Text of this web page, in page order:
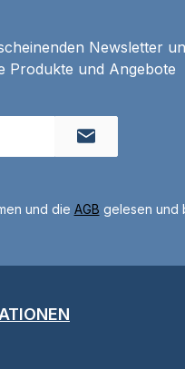
Newsletter
Produkte und Angebote
und die AGB gelesen und